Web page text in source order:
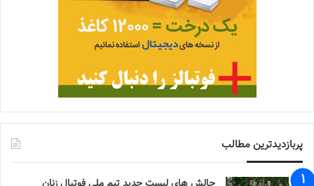
پربازدیدترین مطالب